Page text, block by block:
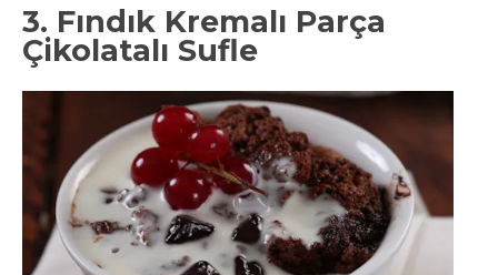
3. Fındık Kremalı Parça
Çikolatalı Sufle